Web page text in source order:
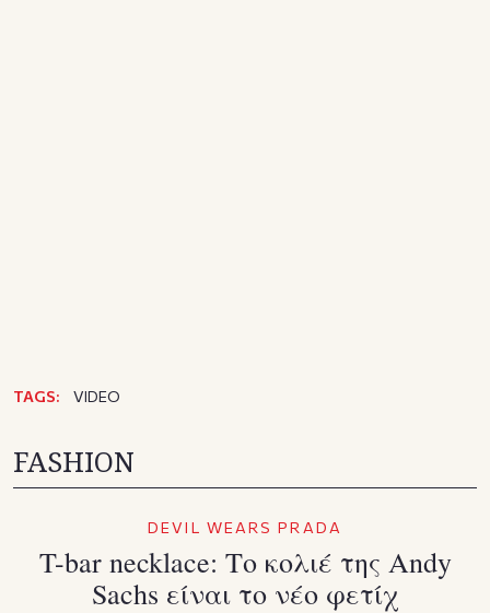
TAGS: VIDEO
FASHION
DEVIL WEARS PRADA
T-bar necklace: Το κολιέ της Andy
Sachs είναι το νέο φετίχ